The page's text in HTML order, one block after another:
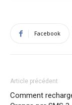
Facebook
Article précédent
Comment